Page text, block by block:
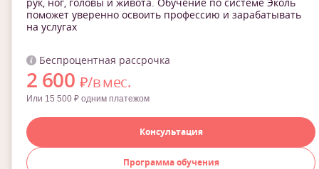
поможет уверенно освоить профессию и зарабатывать
на услугах
Беспроцентная рассрочка
2 600 ₽/в мес.
Или 15 500 ₽ одним платежом
Консультация
Программа обучения